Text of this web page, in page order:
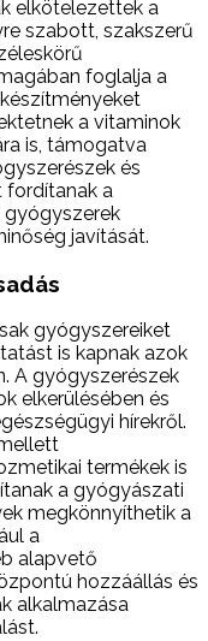
elkötelezettek a
szabott, szakszerű
foglalja a
a vitaminok
is, támogatva
és
fordítanak a
gyógyszerek
javítását.
gyógyszereiket
is kapnak azok
A gyógyszerészek
elkerülésében és
hírekről.
termékek is
a gyógyászati
megkönnyíthetik a
a
alapvető
hozzáállás és
alkalmazása